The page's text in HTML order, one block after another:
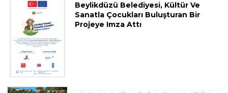
Beylikdüzü Belediyesi, Kültür Ve
Sanatla Çocukları Buluşturan Bir
Projeye Imza Attı